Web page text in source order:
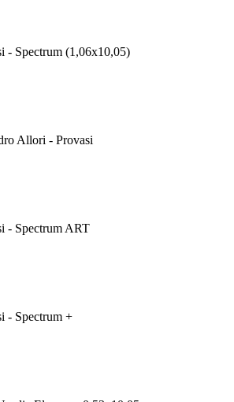
- Spectrum (1,06x10,05)
Allori - Provasi
- Spectrum ART
- Spectrum +